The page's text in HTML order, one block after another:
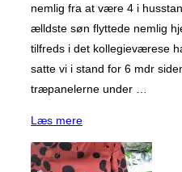
nemlig fra at være 4 i
ælldste søn flyttede nemlig
tilfreds i det kollegieværese
satte vi i stand for 6 mdr
træpanelerne under …
Læs mere“Velkommen
til
mit